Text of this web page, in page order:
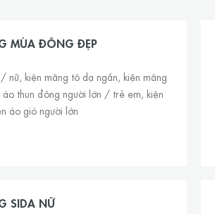
MÙA ĐÔNG ĐẸP
nữ, kiện măng tô dạ ngắn, kiện măng
thun đông người lớn / trẻ em, kiện
áo gió người lớn
SIDA NỮ